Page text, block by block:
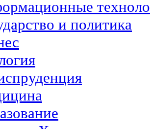
и политика